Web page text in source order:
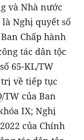
và Nhà nước
Nghị quyết số
Chấp hành
tác dân tộc
65-KL/TW
trị về tiếp tục
TW của Ban
IX; Nghị
của Chính